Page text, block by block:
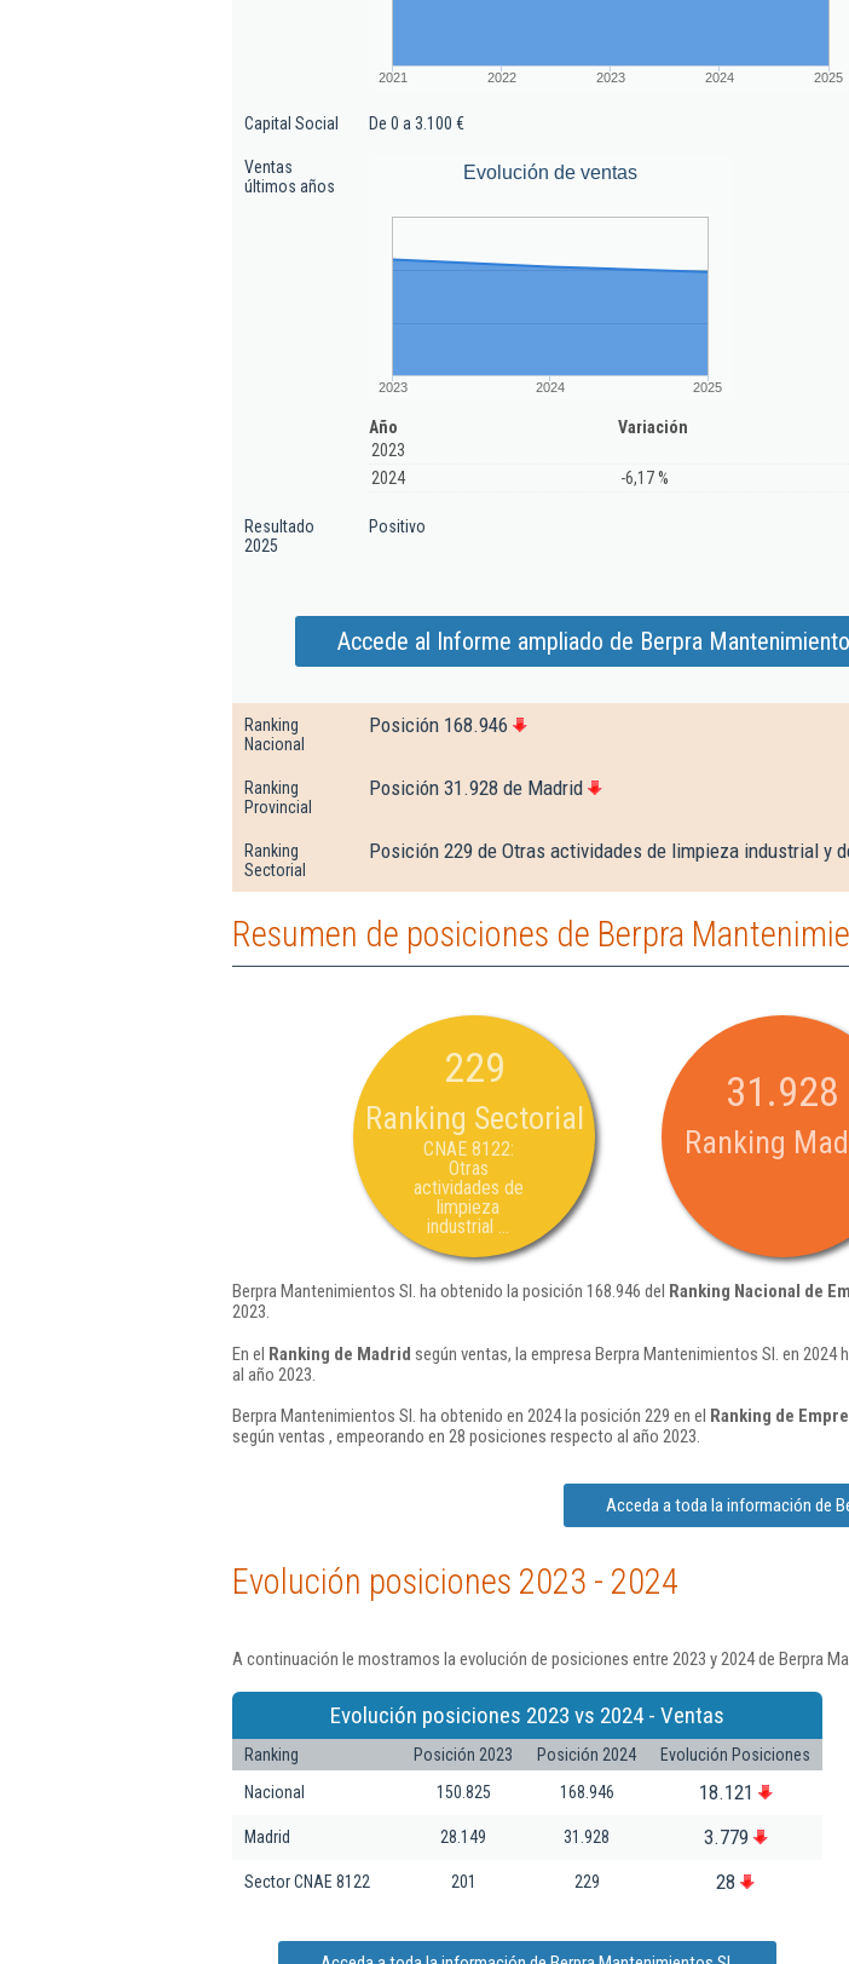
2021 2022 2023 2024 2025
Capital Social De 0 a 3.100 €
Ventas
últimos años
Evolución de ventas
2023 2024 2025
Año
Variación
2023
2024
-6,17 %
Resultado
2025
Positivo
Accede al Informe ampliado de Berpra
Ranking
Nacional
Posición 168.946
Ranking
Provincial
Posición 31.928 de Madrid
Ranking
Sectorial
Posición 229 de Otras actividades de limpieza industrial y
Resumen de posiciones de Berpra
229
Ranking Sectorial
CNAE 8122:
Otras
actividades de
limpieza
industrial ...
31.928
Ranking
Berpra Mantenimientos Sl. ha obtenido la posición 168.946 del Ranking Nacional de
2023.
En el Ranking de Madrid según ventas, la empresa Berpra Mantenimientos Sl. en
al año 2023.
Berpra Mantenimientos Sl. ha obtenido en 2024 la posición 229 en el Ranking de
según ventas , empeorando en 28 posiciones respecto al año 2023.
Acceda a toda la información de
Evolución posiciones 2023 - 2024
A continuación le mostramos la evolución de posiciones entre 2023 y 2024 de Berpra
Evolución posiciones 2023 vs 2024 - Ventas
Ranking Posición 2023 Posición 2024
Evolución Posiciones
Nacional
150.825 168.946 18.121
Madrid 28.149 31.928 3.779
Sector CNAE 8122 201 229 28